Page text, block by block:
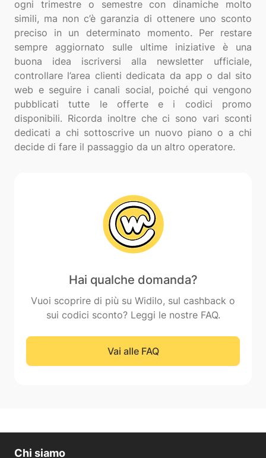
ogni trimestre o semestre con dinamiche molto
simili, ma non c’è garanzia di ottenere uno sconto
preciso in un determinato momento. Per restare
sempre aggiornato sulle ultime iniziative è una
buona idea iscriversi alla newsletter ufficiale,
controllare l’area clienti dedicata da app o dal sito
web e seguire i canali social, poiché qui vengono
pubblicati tutte le offerte e i codici promo
disponibili. Ricorda inoltre che ci sono vari sconti
dedicati a chi sottoscrive un nuovo piano o a chi
Hai qualche domanda?
Vuoi scoprire di più su Widilo, sul cashback o
sui codici sconto? Leggi le nostre FAQ.
Vai alle FAQ
Chi siamo